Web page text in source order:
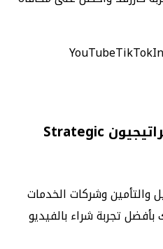
YouTubeTikTok
الشركاء التجاريون الاستراتيجيون Strategic
والتأمين وشركات الخدمات
بأفضل تجربة شراء بالفيديو